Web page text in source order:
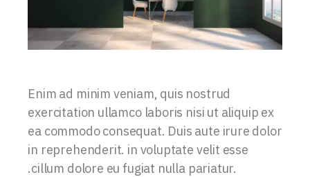
Enim ad minim veniam, quis nostrud
exercitation ullamco laboris nisi ut aliquip ex
ea commodo consequat. Duis aute irure dolor
in reprehenderit. in voluptate velit esse
.cillum dolore eu fugiat nulla pariatur.